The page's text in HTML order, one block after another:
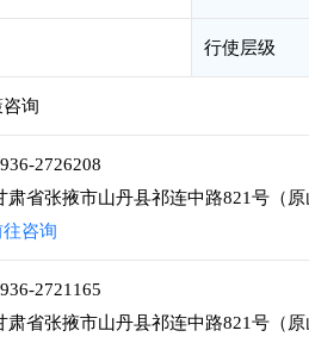
行使层级
询
2726208
肃省张掖市山丹县祁连中路821号（
往咨询
2721165
肃省张掖市山丹县祁连中路821号（